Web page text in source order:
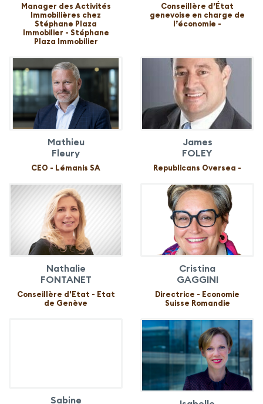
Manager des Activités
Immobilières chez
Stéphane Plaza
Immobilier - Stéphane
Plaza Immobilier
Conseillère d’État
genevoise en charge de
l’économie -
Mathieu
Fleury
CEO - Lémanis SA
James
FOLEY
Republicans Oversea -
Nathalie
FONTANET
Conseillère d'Etat - Etat
de Genève
Cristina
GAGGINI
Directrice - Economie
Suisse Romandie
Sabine